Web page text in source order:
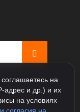
на
адрес и др.) и их
на условиях
согласия на